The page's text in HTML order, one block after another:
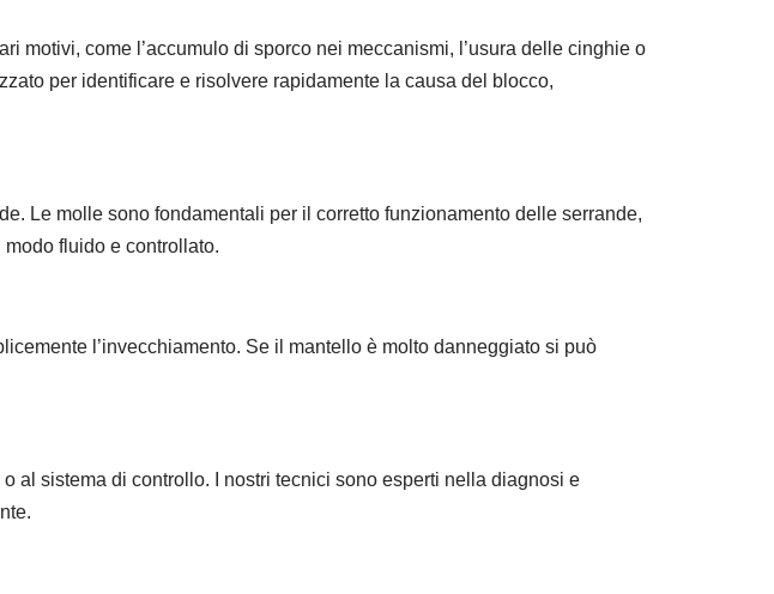
motivi, come l’accumulo di sporco nei meccanismi, l’usura delle cinghie o
per identificare e risolvere rapidamente la causa del blocco,
Le molle sono fondamentali per il corretto funzionamento delle serrande,
fluido e controllato.
l’invecchiamento. Se il mantello è molto danneggiato si può
al sistema di controllo. I nostri tecnici sono esperti nella diagnosi e